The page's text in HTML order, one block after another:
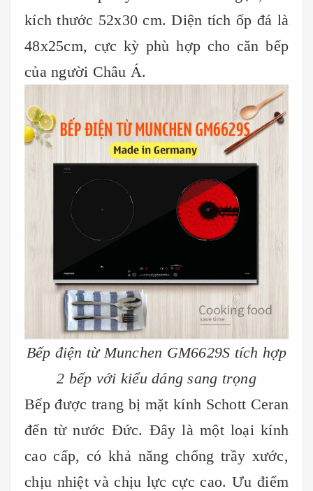
kích thước 52x30 cm. Diện tích ốp đá là
48x25cm, cực kỳ phù hợp cho căn bếp
của người Châu Á.
Bếp điện từ Munchen GM6629S tích hợp
2 bếp với kiểu dáng sang trọng
Bếp được trang bị mặt kính Schott Ceran
đến từ nước Đức. Đây là một loại kính
cao cấp, có khả năng chống trầy xước,
chịu nhiệt và chịu lực cực cao. Ưu điểm